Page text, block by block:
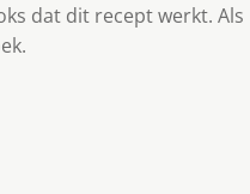
dat dit recept werkt. Als